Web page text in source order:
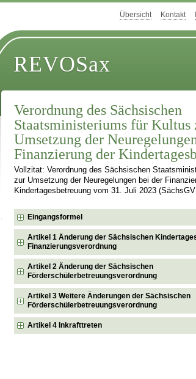
Übersicht Kontakt
REVOSax
Verordnung des Sächsischen
Staatsministeriums für Kultus
Umsetzung der
Finanzierung der
Vollzitat: Verordnung des Sächsischen
zur Umsetzung der Neuregelungen bei der
Kindertagesbetreuung vom 31. Juli 2023
Eingangsformel
Artikel 1 Änderung der Sächsischen
Finanzierungsverordnung
Artikel 2 Änderung der Sächsischen
Förderschülerbetreuungsverordnung
Artikel 3 Weitere Änderungen der Sächsischen
Förderschülerbetreuungsverordnung
Artikel 4 Inkrafttreten